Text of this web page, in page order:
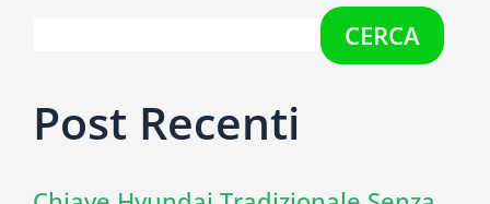
CERCA
Post Recenti